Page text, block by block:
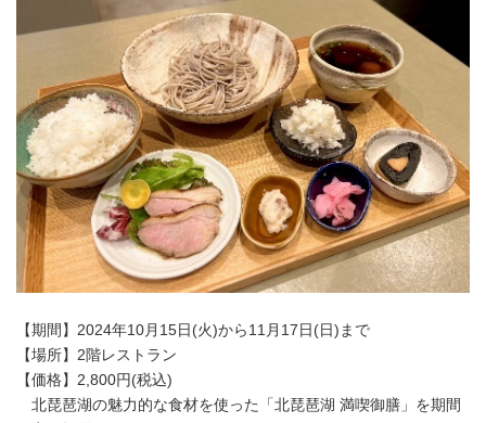
【期間】2024年10月15日(火)から11月17日(日)まで
【場所】2階レストラン
【価格】2,800円(税込)
北琵琶湖の魅力的な食材を使った「北琵琶湖 満喫御膳」を期間